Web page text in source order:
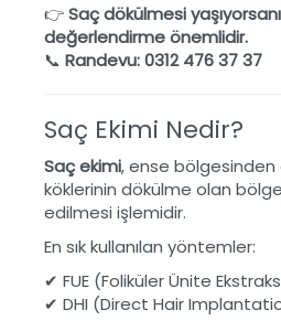
👉Saç dökülmesi
değerlendirme önemlidir.
📞 Randevu: 0312 476 37 37
Saç Ekimi Nedir?
Saç ekimi, ense bölgesinden
köklerinin dökülme olan
edilmesi işlemidir.
En sık kullanılan yöntemler:
✔ FUE (Foliküler Ünite
✔ DHI (Direct Hair